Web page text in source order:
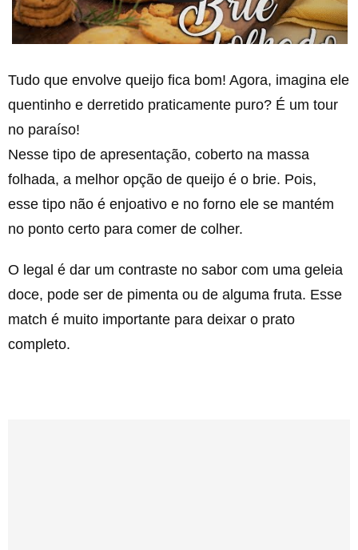
Tudo que envolve queijo fica bom! Agora, imagina ele
quentinho e derretido praticamente puro? É um tour
no paraíso!
Nesse tipo de apresentação, coberto na massa
folhada, a melhor opção de queijo é o brie. Pois,
esse tipo não é enjoativo e no forno ele se mantém
no ponto certo para comer de colher.
O legal é dar um contraste no sabor com uma geleia
doce, pode ser de pimenta ou de alguma fruta. Esse
match é muito importante para deixar o prato
completo.